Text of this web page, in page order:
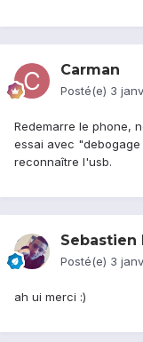
Carman
Posté(e) 3
Redemarre le phone,
essai avec
reconnaître l'usb.
Sebastien
Posté(e) 3
ah ui merci :)